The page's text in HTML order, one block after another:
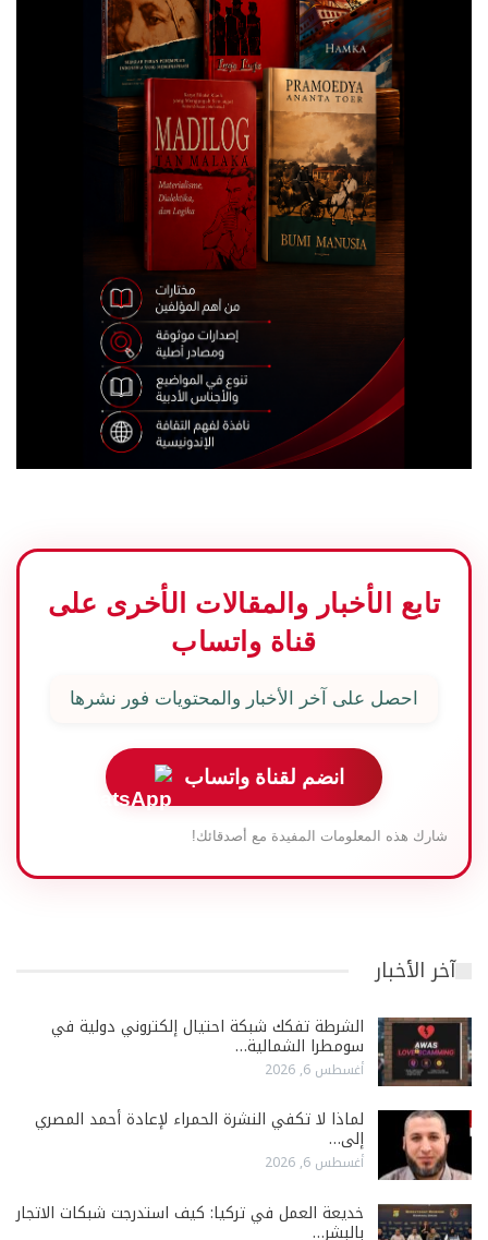
تابع الأخبار والمقالات الأخرى على
قناة واتساب
احصل على آخر الأخبار والمحتويات فور نشرها
انضم لقناة واتساب
شارك هذه المعلومات المفيدة مع أصدقائك!
آخر الأخبار
الشرطة تفكك شبكة احتيال إلكتروني دولية في
سومطرا الشمالية…
أغسطس 6, 2026
لماذا لا تكفي النشرة الحمراء لإعادة أحمد المصري
إلى…
أغسطس 6, 2026
خديعة العمل في تركيا: كيف استدرجت شبكات الاتجار
بالبشر…